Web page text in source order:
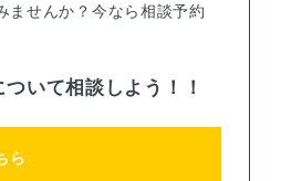
ませんか？今なら相談予約
いて相談しよう！！
ら